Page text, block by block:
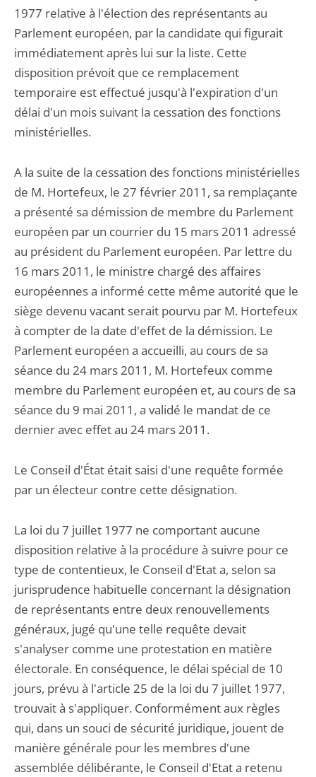
1977 relative à l'élection des représentants au
Parlement européen, par la candidate qui figurait
immédiatement après lui sur la liste. Cette
disposition prévoit que ce remplacement
temporaire est effectué jusqu'à l'expiration d'un
délai d'un mois suivant la cessation des fonctions
ministérielles.
A la suite de la cessation des fonctions ministérielles
de M. Hortefeux, le 27 février 2011, sa remplaçante
a présenté sa démission de membre du Parlement
européen par un courrier du 15 mars 2011 adressé
au président du Parlement européen. Par lettre du
16 mars 2011, le ministre chargé des affaires
européennes a informé cette même autorité que le
siège devenu vacant serait pourvu par M. Hortefeux
à compter de la date d'effet de la démission. Le
Parlement européen a accueilli, au cours de sa
séance du 24 mars 2011, M. Hortefeux comme
membre du Parlement européen et, au cours de sa
séance du 9 mai 2011, a validé le mandat de ce
dernier avec effet au 24 mars 2011.
Le Conseil d'État était saisi d'une requête formée
par un électeur contre cette désignation.
La loi du 7 juillet 1977 ne comportant aucune
disposition relative à la procédure à suivre pour ce
type de contentieux, le Conseil d'Etat a, selon sa
jurisprudence habituelle concernant la désignation
de représentants entre deux renouvellements
généraux, jugé qu'une telle requête devait
s'analyser comme une protestation en matière
électorale. En conséquence, le délai spécial de 10
jours, prévu à l'article 25 de la loi du 7 juillet 1977,
trouvait à s'appliquer. Conformément aux règles
qui, dans un souci de sécurité juridique, jouent de
manière générale pour les membres d'une
assemblée délibérante, le Conseil d'Etat a retenu